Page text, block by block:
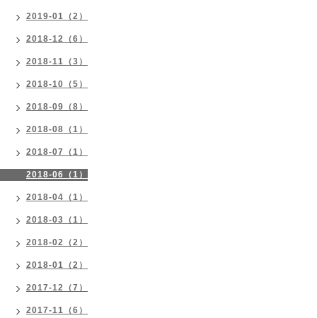
2019-01（2）
2018-12（6）
2018-11（3）
2018-10（5）
2018-09（8）
2018-08（1）
2018-07（1）
2018-06（1）
2018-04（1）
2018-03（1）
2018-02（2）
2018-01（2）
2017-12（7）
2017-11（6）